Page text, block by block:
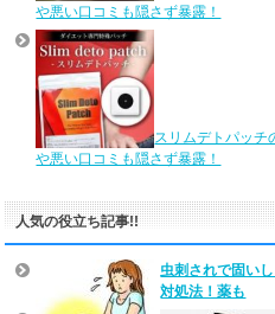
や悪い口コミも隠さず暴露！
スリムデトパッチ
や悪い口コミも隠さず暴露！
人気の役立ち記事!!
虫刺されで固い
対処法！薬も